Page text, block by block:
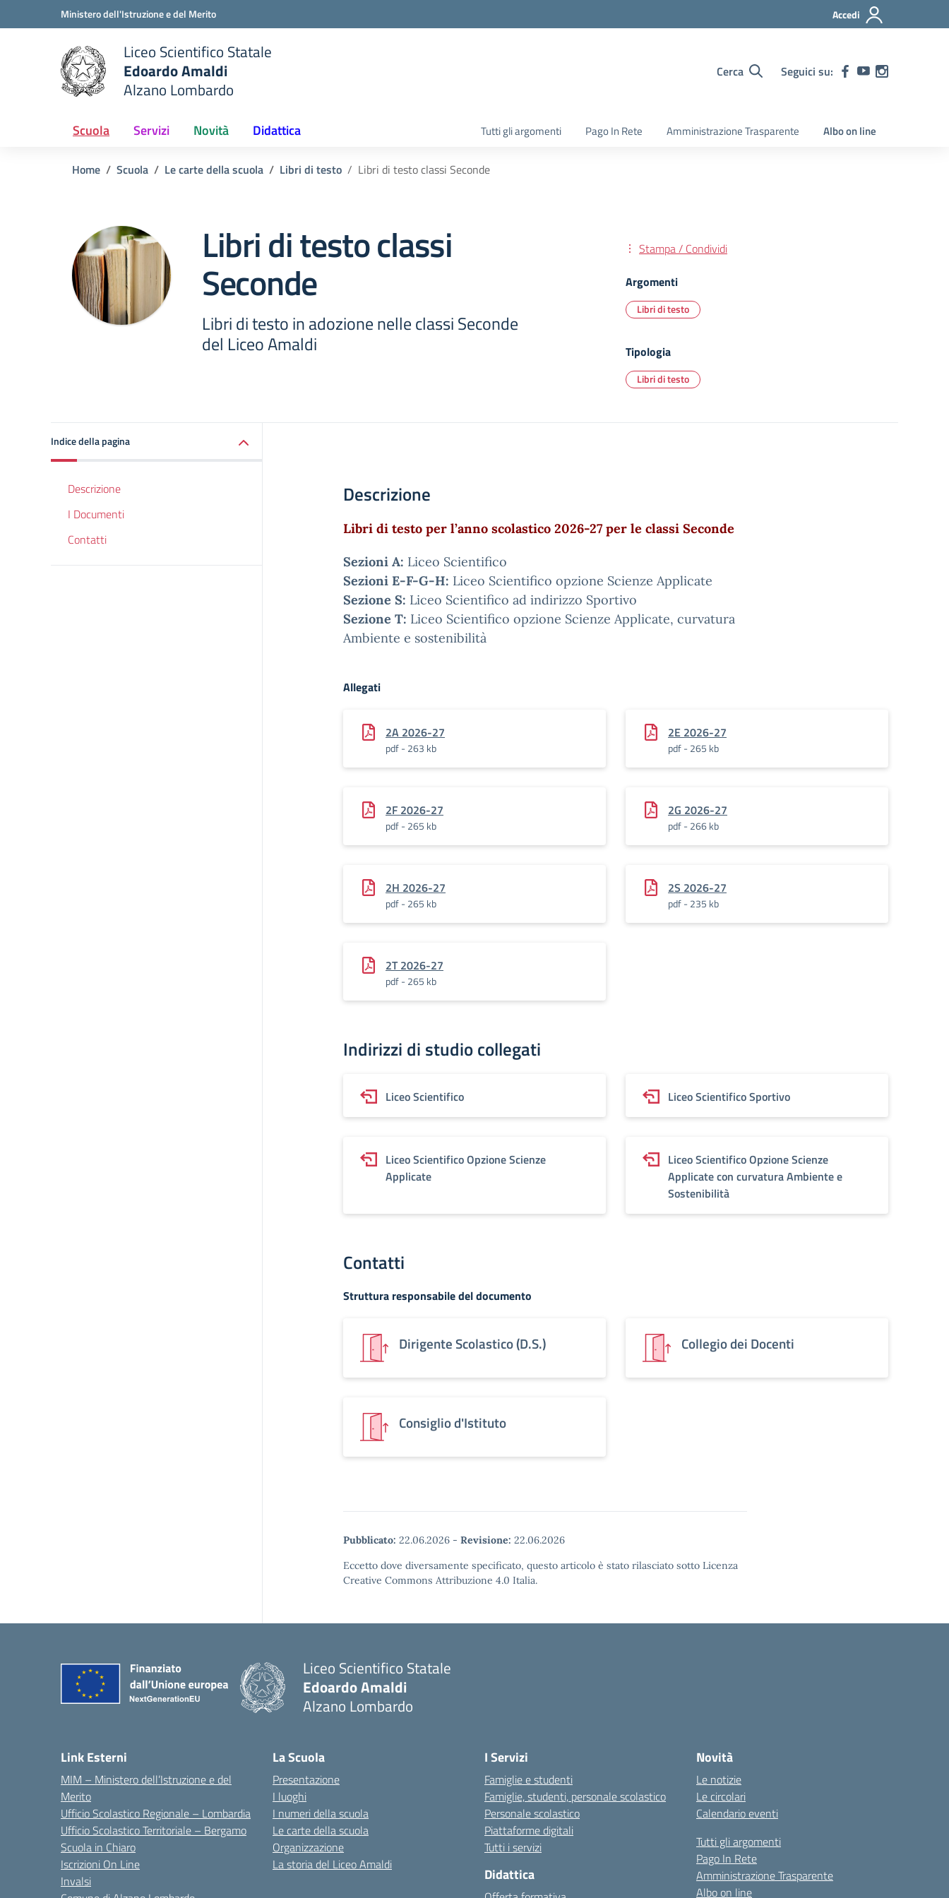
Vai ai contenuti
Vai al menu di navigazioneMinistero dell'Istruzione e del Merito Accedi
scuola
Liceo Scientifico Statale
Edoardo Amaldi
Alzano Lombardo
Cerca Seguici su:
Scuola Servizi Novità Didattica Tutti gli argomenti Pago In Rete Amministrazione Trasparente Albo on line
Home Scuola Le carte della scuola Libri di testo Libri di testo classi Seconde
Libri di testo classi
Seconde
Libri di testo in adozione nelle classi Seconde
del Liceo Amaldi
Stampa / Condividi
Argomenti
Libri di testo
Tipologia
Libri di testo
Indice della pagina
Descrizione
I Documenti
Contatti
Descrizione
Libri di testo per l’anno scolastico 2026-27 per le classi Seconde
Sezioni A: Liceo Scientifico
Sezioni E-F-G-H: Liceo Scientifico opzione Scienze Applicate
Sezione S: Liceo Scientifico ad indirizzo Sportivo
Sezione T: Liceo Scientifico opzione Scienze Applicate, curvatura
Ambiente e sostenibilità
Allegati
2A 2026-27
pdf - 263 kb
2E 2026-27
pdf - 265 kb
2F 2026-27
pdf - 265 kb
2G 2026-27
pdf - 266 kb
2H 2026-27
pdf - 265 kb
2S 2026-27
pdf - 235 kb
2T 2026-27
pdf - 265 kb
Indirizzi di studio collegati
Liceo Scientifico Liceo Scientifico Sportivo
Liceo Scientifico Opzione Scienze
Applicate
Liceo Scientifico Opzione Scienze
Applicate con curvatura Ambiente e
Sostenibilità
Contatti
Struttura responsabile del documento
Dirigente Scolastico (D.S.) Collegio dei Docenti
Consiglio d'Istituto
Pubblicato: 22.06.2026 - Revisione: 22.06.2026
Eccetto dove diversamente specificato, questo articolo è stato rilasciato sotto Licenza
Creative Commons Attribuzione 4.0 Italia.
Liceo Scientifico Statale
Edoardo Amaldi
Alzano Lombardo
Link Esterni
MIM – Ministero dell’Istruzione e del
Merito
Ufficio Scolastico Regionale – Lombardia
Ufficio Scolastico Territoriale – Bergamo
Scuola in Chiaro
Iscrizioni On Line
Invalsi
La Scuola
Presentazione
I luoghi
I numeri della scuola
Le carte della scuola
Organizzazione
La storia del Liceo Amaldi
I Servizi
Famiglie e studenti
Famiglie, studenti, personale scolastico
Personale scolastico
Piattaforme digitali
Tutti i servizi
Didattica
Novità
Le notizie
Le circolari
Calendario eventi
Tutti gli argomenti
Pago In Rete
Amministrazione Trasparente
Albo on line